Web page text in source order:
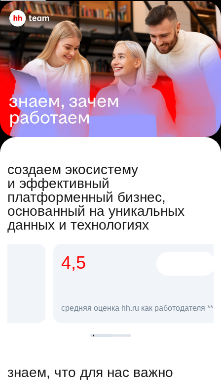
создаем экосистему
и эффективный
платформенный бизнес,
основанный на уникальных
данных и технологиях
средняя оценка hh.ru как работодателя **
в hh.ru
знаем, что для нас важно